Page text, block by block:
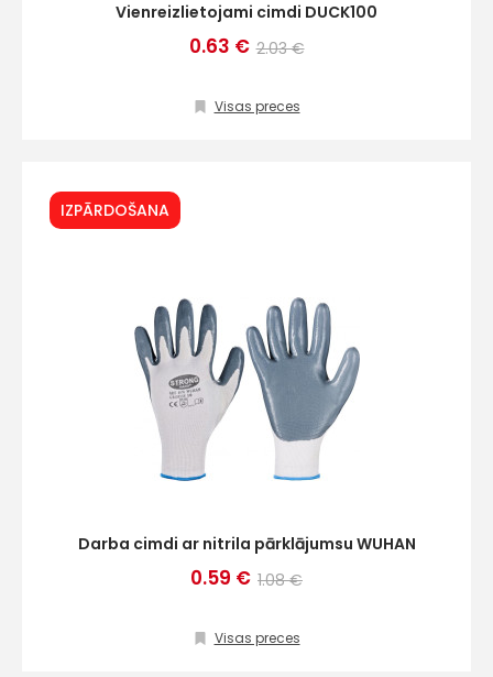
Vienreizlietojami cimdi DUCK100
0.63 € 2.03 €
Visas preces
IZPĀRDOŠANA
Darba cimdi ar nitrila pārklājumsu WUHAN
0.59 € 1.08 €
Visas preces